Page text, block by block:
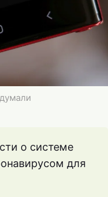
о системе
для